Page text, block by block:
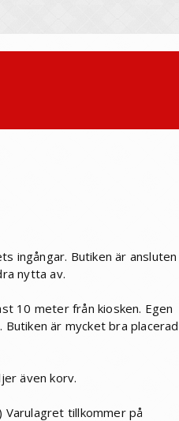
ingångar. Butiken är ansluten
nytta av.
10 meter från kiosken. Egen
är mycket bra placerad
även korv.
tillkommer på